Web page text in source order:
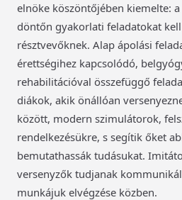
elnöke köszöntőjében kiemelte:
döntőn gyakorlati feladatokat
résztvevőknek. Alap ápolási
érettségihez kapcsolódó,
rehabilitációval összefüggő
diákok, akik önállóan
között, modern szimulátorok,
rendelkezésükre, s segítik őket
bemutathassák tudásukat.
versenyzők tudjanak
munkájuk elvégzése közben.